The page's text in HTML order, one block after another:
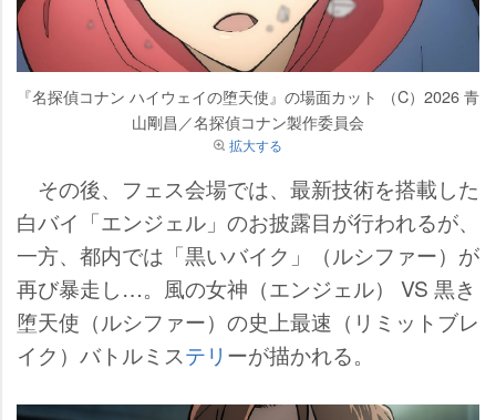
『名探偵コナン ハイウェイの堕天使』の場面カット （C）2026 青
山剛昌／名探偵コナン製作委員会
拡大する
その後、フェス会場では、最新技術を搭載した
白バイ「エンジェル」のお披露目が行われるが、
一方、都内では「黒いバイク」（ルシファー）が
再び暴走し…。風の女神（エンジェル） VS 黒き
堕天使（ルシファー）の史上最速（リミットブレ
イク）バトルミステリ ーが描かれる。